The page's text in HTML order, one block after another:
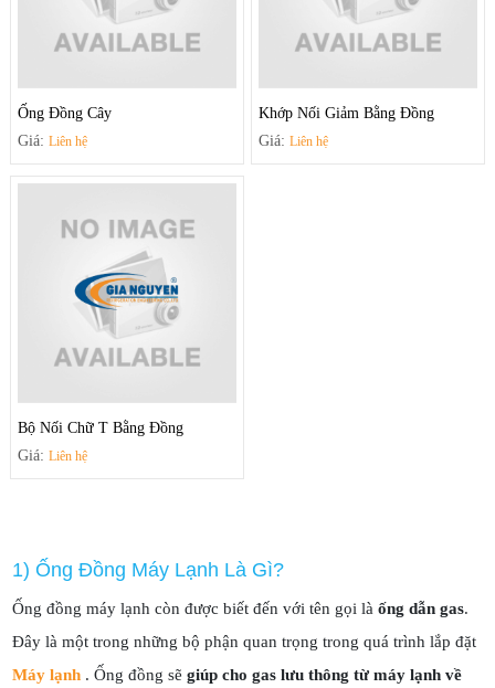
Ống Đồng Cây
Giá:Liên hệ
Khớp Nối Giảm Bằng Đồng
Giá: Liên hệ
Bộ Nối Chữ T Bằng Đồng
Giá:Liên hệ
1) Ống Đồng Máy Lạnh Là Gì?
Ống đồng máy lạnh còn được biết đến với tên gọi làống dẫn gas.
Đây là một trong những bộ phận quan trọng trong quá trình lắp đặt
Máy lạnh . Ống đồng sẽ giúp cho gas lưu thông từ máy lạnh về